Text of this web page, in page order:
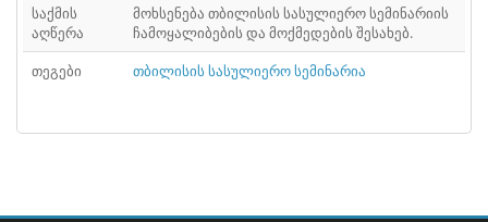
საქმის
აღწერა
მოხსენება თბილისის სასულიერო სემინარიის
ჩამოყალიბების და მოქმედების შესახებ.
თეგები
თბილისის სასულიერო სემინარია